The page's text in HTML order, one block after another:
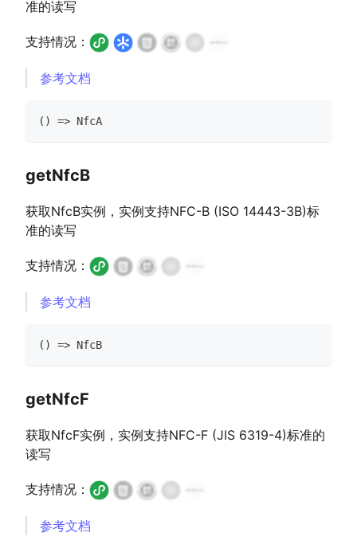
准的读写
支持情况：
参考文档
( ) => NfcA
getNfcB
获取NfcB实例，实例支持NFC-B (ISO 14443-3B)标
准的读写
支持情况：
参考文档
( ) => NfcB
getNfcF
获取NfcF实例，实例支持NFC-F (JIS 6319-4)标准的
读写
支持情况：
参考文档